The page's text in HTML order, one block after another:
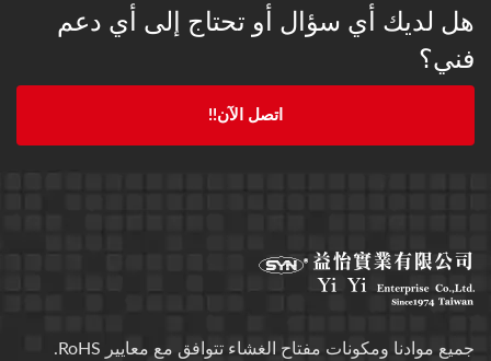
هل لديك أي سؤال أو تحتاج إلى أي دعم
فني؟
اتصل الآن!!
جميع موادنا ومكونات مفتاح الغشاء تتوافق مع معايير RoHS.